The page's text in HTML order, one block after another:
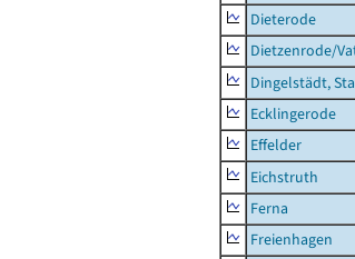
Dieterode
Dietzenrode/
Dingelstädt,
Ecklingerode
Effelder
Eichstruth
Ferna
Freienhagen